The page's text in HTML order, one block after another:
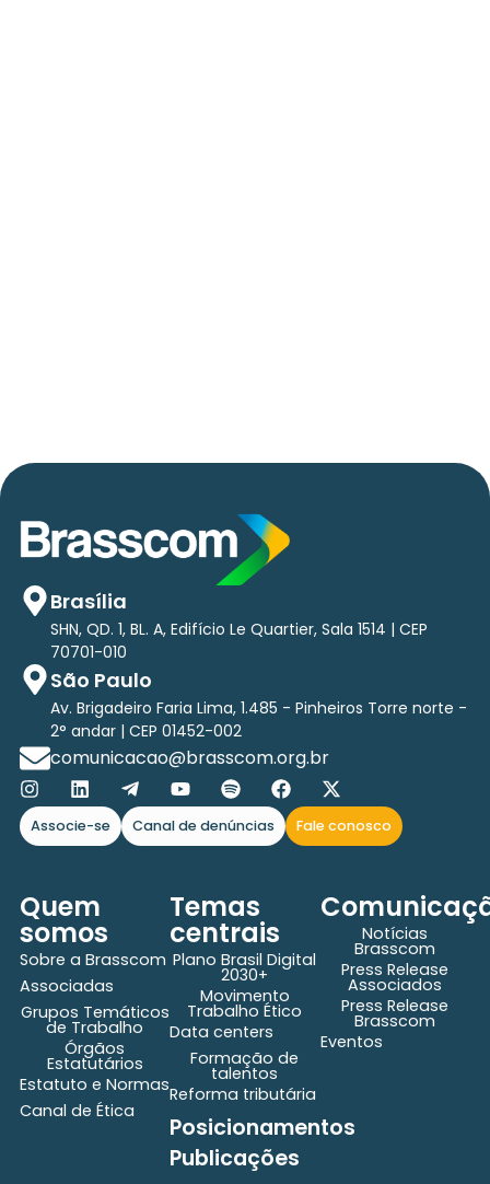
Brasília
SHN, QD. 1, BL. A, Edifício Le Quartier, Sala 1514 | CEP
70701-010
São Paulo
Av. Brigadeiro Faria Lima, 1.485 - Pinheiros Torre norte -
2° andar | CEP 01452-002
comunicacao@brasscom.org.br
Associe-se Canal de denúncias Fale conosco
Quem
somos
Sobre a Brasscom
Associadas
Grupos Temáticos
de Trabalho
Órgãos
Estatutários
Estatuto e Normas
Canal de Ética
Temas
centrais
Plano Brasil Digital
2030+
Movimento
Trabalho Ético
Data centers
Formação de
talentos
Reforma tributária
Posicionamentos
Publicações
Notícias
Brasscom
Press Release
Associados
Press Release
Brasscom
Eventos